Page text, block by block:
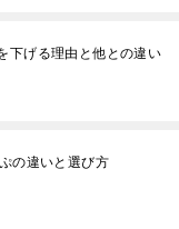
下げる理由と他との違い
の違いと選び方